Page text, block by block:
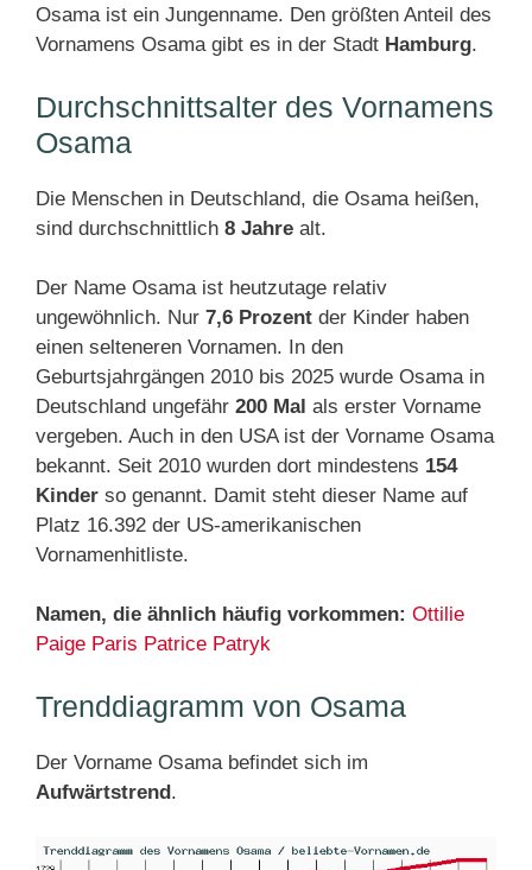
Osama ist ein Jungenname. Den größten Anteil des
Vornamens Osama gibt es in der Stadt Hamburg.
Durchschnittsalter des Vornamens
Osama
Die Menschen in Deutschland, die Osama heißen,
sind durchschnittlich 8 Jahre alt.
Der Name Osama ist heutzutage relativ
ungewöhnlich. Nur 7,6 Prozent der Kinder haben
einen selteneren Vornamen. In den
Geburtsjahrgängen 2010 bis 2025 wurde Osama in
Deutschland ungefähr 200 Mal als erster Vorname
vergeben. Auch in den USA ist der Vorname Osama
bekannt. Seit 2010 wurden dort mindestens 154
Kinder so genannt. Damit steht dieser Name auf
Platz 16.392 der US-amerikanischen
Vornamenhitliste.
Namen, die ähnlich häufig vorkommen: Ottilie
Paige Paris Patrice Patryk
Trenddiagramm von Osama
Der Vorname Osama befindet sich im
Aufwärtstrend.